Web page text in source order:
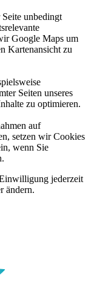
unbedingt
Google Maps um
Kartenansicht zu
Seiten unseres
zu optimieren.
auf
setzen wir Cookies
wenn Sie
jederzeit
ändern.